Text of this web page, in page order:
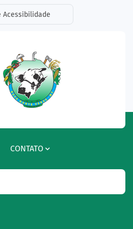
Acessibilidade
Instagram
Social Radar
CONTATO